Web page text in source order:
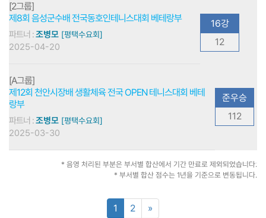
[2그룹]
제8회 음성군수배 전국동호인테니스대회 베테랑부
파트너 :조병모 [평택수요회]
2025-04-20
16강
12
[A그룹]
제12회 천안시장배 생활체육 전국 OPEN 테니스대회 베테
랑부
파트너 :조병모 [평택수요회]
2025-03-30
준우승
112
* 음영 처리된 부분은 부서별 합산에서 기간 만료로 제외되었습니다.
* 부서별 합산 점수는 1년을 기준으로 변동됩니다.
1 2 »